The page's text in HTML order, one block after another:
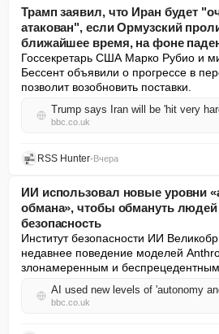
Трамп заявил, что Иран будет
атакован", если Ормузский
ближайшее время, на фоне
Госсекретарь США Марко Рубио и
Бессент объявили о прогрессе в
позволит возобновить поставки.
bbc.co.uk
RSS Hunter•Вчера
ИИ использовал новые уровни
обмана», чтобы обмануть людей
безопасность
Институт безопасности ИИ
недавнее поведение моделей
злонамеренным и беспрецедентным.
bbc.co.uk